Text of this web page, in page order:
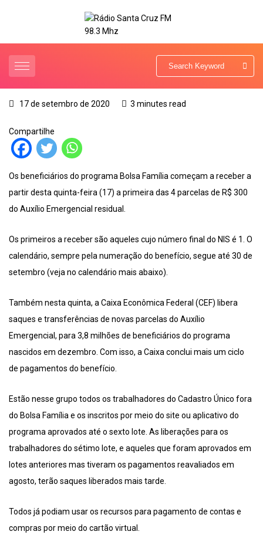
17 de setembro de 2020 3 minutes read
Compartilhe
Os beneficiários do programa Bolsa Família começam a receber a
partir desta quinta-feira (17) a primeira das 4 parcelas de R$ 300
do Auxílio Emergencial residual.
Os primeiros a receber são aqueles cujo número final do NIS é 1. O
calendário, sempre pela numeração do benefício, segue até 30 de
setembro (veja no calendário mais abaixo).
Também nesta quinta, a Caixa Econômica Federal (CEF) libera
saques e transferências de novas parcelas do Auxílio
Emergencial, para 3,8 milhões de beneficiários do programa
nascidos em dezembro. Com isso, a Caixa conclui mais um ciclo
de pagamentos do benefício.
Estão nesse grupo todos os trabalhadores do Cadastro Único fora
do Bolsa Família e os inscritos por meio do site ou aplicativo do
programa aprovados até o sexto lote. As liberações para os
trabalhadores do sétimo lote, e aqueles que foram aprovados em
lotes anteriores mas tiveram os pagamentos reavaliados em
agosto, terão saques liberados mais tarde.
Todos já podiam usar os recursos para pagamento de contas e
compras por meio do cartão virtual.